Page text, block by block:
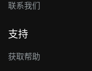
联系我们
支持
获取帮助